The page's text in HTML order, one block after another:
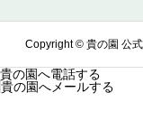
Copyright © 貴の園 公
貴の園へ電話する
貴の園へメールする